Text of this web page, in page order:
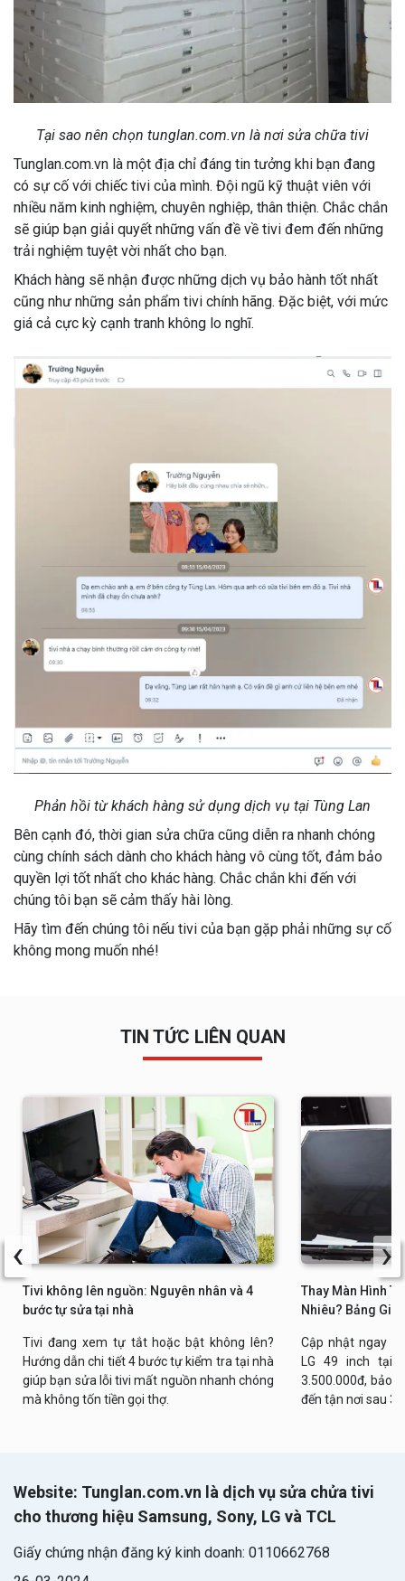
Tại sao nên chọn tunglan.com.vn là nơi sửa chữa tivi
Tunglan.com.vn là một địa chỉ đáng tin tưởng khi bạn đang
có sự cố với chiếc tivi của mình. Đội ngũ kỹ thuật viên với
nhiều năm kinh nghiệm, chuyên nghiệp, thân thiện. Chắc chắn
sẽ giúp bạn giải quyết những vấn đề về tivi đem đến những
trải nghiệm tuyệt vời nhất cho bạn.
Khách hàng sẽ nhận được những dịch vụ bảo hành tốt nhất
cũng như những sản phẩm tivi chính hãng. Đặc biệt, với mức
giá cả cực kỳ cạnh tranh không lo nghĩ.
Phản hồi từ khách hàng sử dụng dịch vụ tại Tùng Lan
Bên cạnh đó, thời gian sửa chữa cũng diễn ra nhanh chóng
cùng chính sách dành cho khách hàng vô cùng tốt, đảm bảo
quyền lợi tốt nhất cho khác hàng. Chắc chắn khi đến với
chúng tôi bạn sẽ cảm thấy hài lòng.
Hãy tìm đến chúng tôi nếu tivi của bạn gặp phải những sự cố
không mong muốn nhé!
TIN TỨC LIÊN QUAN
Tivi không lên nguồn: Nguyên nhân và 4
bước tự sửa tại nhà
Tivi đang xem tự tắt hoặc bật không lên?
Hướng dẫn chi tiết 4 bước tự kiểm tra tại nhà
giúp bạn sửa lỗi tivi mất nguồn nhanh chóng
mà không tốn tiền gọi thợ.
Thay Màn Hình
Nhiêu? Bảng Giá
Cập nhật ngay
LG 49 inch tại
3.500.000đ, bảo
đến tận nơi sau
‹ ›
Website: Tunglan.com.vn là dịch vụ sửa chửa tivi
cho thương hiệu Samsung, Sony, LG và TCL
Giấy chứng nhận đăng ký kinh doanh: 0110662768